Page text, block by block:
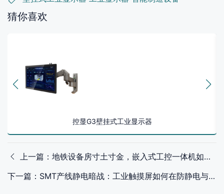
猜你喜欢
控显G3壁挂式工业显示器
上一篇：地铁设备房寸土寸金，嵌入式工控一体机如何嵌入BAS系统
下一篇：SMT产线静电暗战：工业触摸屏如何在防静电与触控精度间破局